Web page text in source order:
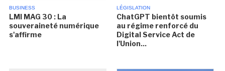
BUSINESS
LMI MAG 30 : La
souveraineté numérique
s'affirme
LÉGISLATION
ChatGPT bientôt soumis
au régime renforcé du
Digital Service Act de
l'Union...